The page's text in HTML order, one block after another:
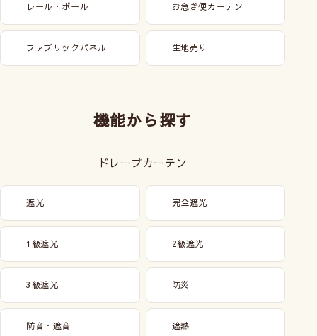
レール・ポール お急ぎ便カーテン
ファブリックパネル 生地売り
機能から探す
ドレープカーテン
遮光 完全遮光
1級遮光 2級遮光
3級遮光 防炎
防音・遮音 遮熱